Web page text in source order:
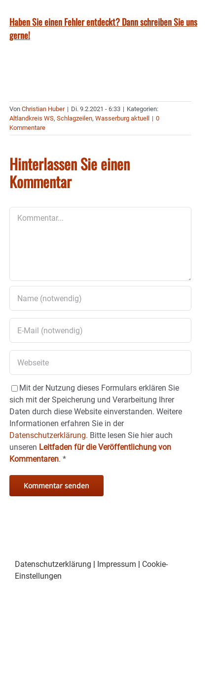
Haben Sie einen Fehler entdeckt? Dann schreiben Sie uns
gerne!
Von Christian Huber | Di. 9.2.2021 - 6:33 | Kategorien:
Altlandkreis WS, Schlagzeilen, Wasserburg aktuell | 0
Kommentare
Hinterlassen Sie einen
Kommentar
Mit der Nutzung dieses Formulars erklären Sie
sich mit der Speicherung und Verarbeitung Ihrer
Daten durch diese Website einverstanden. Weitere
Informationen erfahren Sie in der
Datenschutzerklärung. Bitte lesen Sie hier auch
unseren Leitfaden für die Veröffentlichung von
Kommentaren. *
Datenschutzerklärung Impressum
Cookie-
Einstellungen